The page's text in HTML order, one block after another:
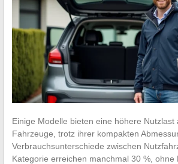
Einige Modelle bieten eine höhere Nutzlast
Fahrzeuge, trotz ihrer kompakten
Verbrauchsunterschiede zwischen
Kategorie erreichen manchmal 30 %, ohne